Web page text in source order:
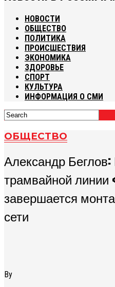
НОВОСТИ
ОБЩЕСТВО
ПОЛИТИКА
ПРОИСШЕСТВИЯ
ЭКОНОМИКА
ЗДОРОВЬЕ
СПОРТ
КУЛЬТУРА
ИНФОРМАЦИЯ О СМИ
ОБЩЕСТВО
Александр
трамвайной
завершается
сети
By